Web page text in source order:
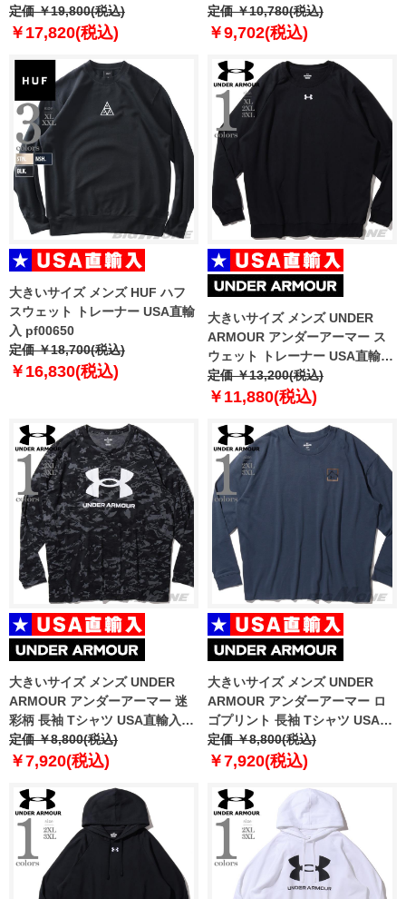
定価 ￥19,800(税込)
￥17,820(税込)
定価 ￥10,780(税込)
￥9,702(税込)
大きいサイズ メンズ HUF ハフ
スウェット トレーナー USA直輸
入 pf00650
定価 ￥18,700(税込)
￥16,830(税込)
大きいサイズ メンズ UNDER
ARMOUR アンダーアーマー ス
ウェット トレーナー USA直輸入
1379755-001
定価 ￥13,200(税込)
￥11,880(税込)
大きいサイズ メンズ UNDER
ARMOUR アンダーアーマー 迷
彩柄 長袖 Tシャツ USA直輸入
1382889-001
定価 ￥8,800(税込)
￥7,920(税込)
大きいサイズ メンズ UNDER
ARMOUR アンダーアーマー ロ
ゴプリント 長袖 Tシャツ USA直
輸入 1386842-044
定価 ￥8,800(税込)
￥7,920(税込)